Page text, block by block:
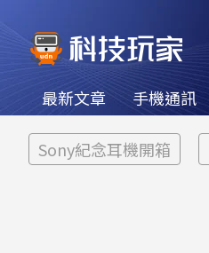
最新文章 手機通訊
Sony紀念耳機開箱